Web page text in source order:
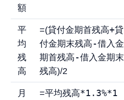
額
平
均
残
高
=(貸付金期首残高+貸
付金期末残高-借入金
期首残高-借入金期末
残高)/2
月
=平均残高*1.3%*1